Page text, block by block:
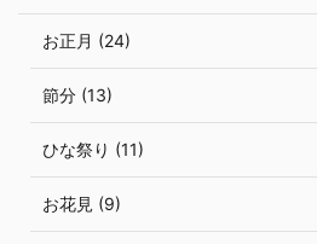
お正月 (24)
節分 (13)
ひな祭り (11)
お花見 (9)